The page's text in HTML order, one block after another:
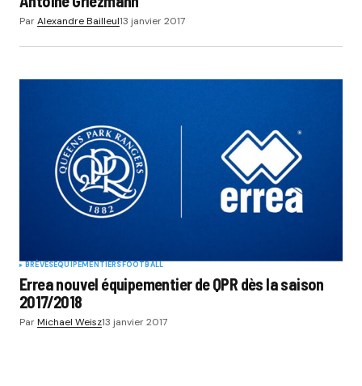
ParAlexandre Bailleul13 janvier 2017
BRÈVESEQUIPEMENTIERSFOOTBALL
Errea nouvel équipementier de QPR dès la saison
2017/2018
ParMichael Weisz13 janvier 2017